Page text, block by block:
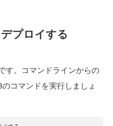
プロイする
す。コマンドラインからの
コマンドを実行しましょ